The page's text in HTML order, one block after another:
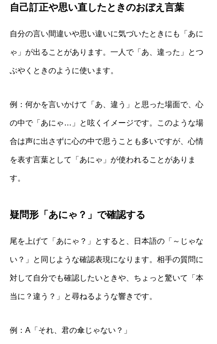
自己訂正や思い直したときのおぼえ言葉
自分の言い間違いや思い違いに気づいたときにも「あに
ゃ」が出ることがあります。一人で「あ、違った」とつ
ぶやくときのように使います。
例：何かを言いかけて「あ、違う」と思った場面で、心
の中で「あにゃ…」と呟くイメージです。このような場
合は声に出さずに心の中で思うことも多いですが、心情
を表す言葉として「あにゃ」が使われることがありま
す。
疑問形「あにゃ？」で確認する
尾を上げて「あにゃ？」とすると、日本語の「～じゃな
い？」と同じような確認表現になります。相手の質問に
対して自分でも確認したいときや、ちょっと驚いて「本
当に？違う？」と尋ねるような響きです。
例：A「それ、君の傘じゃない？」